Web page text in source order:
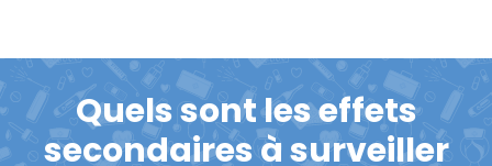
Quels sont les effets
secondaires à surveiller